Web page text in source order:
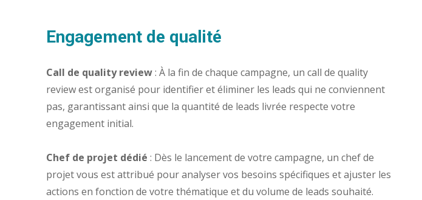
Engagement de qualité
Call de quality review: À la fin de chaque campagne, un call de quality
review est organisé pour identifier et éliminer les leads qui ne conviennent
pas, garantissant ainsi que la quantité de leads livrée respecte votre
engagement initial.
Chef de projet dédié : Dès le lancement de votre campagne, un chef de
projet vous est attribué pour analyser vos besoins spécifiques et ajuster les
actions en fonction de votre thématique et du volume de leads souhaité.